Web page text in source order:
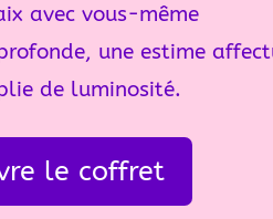
avec vous-même
une estime
de luminosité.
le coffret